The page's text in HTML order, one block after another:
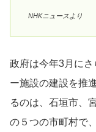
NHKニュースより
政府は今年3月に
ー施設の建設を推
るのは、石垣市、
の５つの市町村で